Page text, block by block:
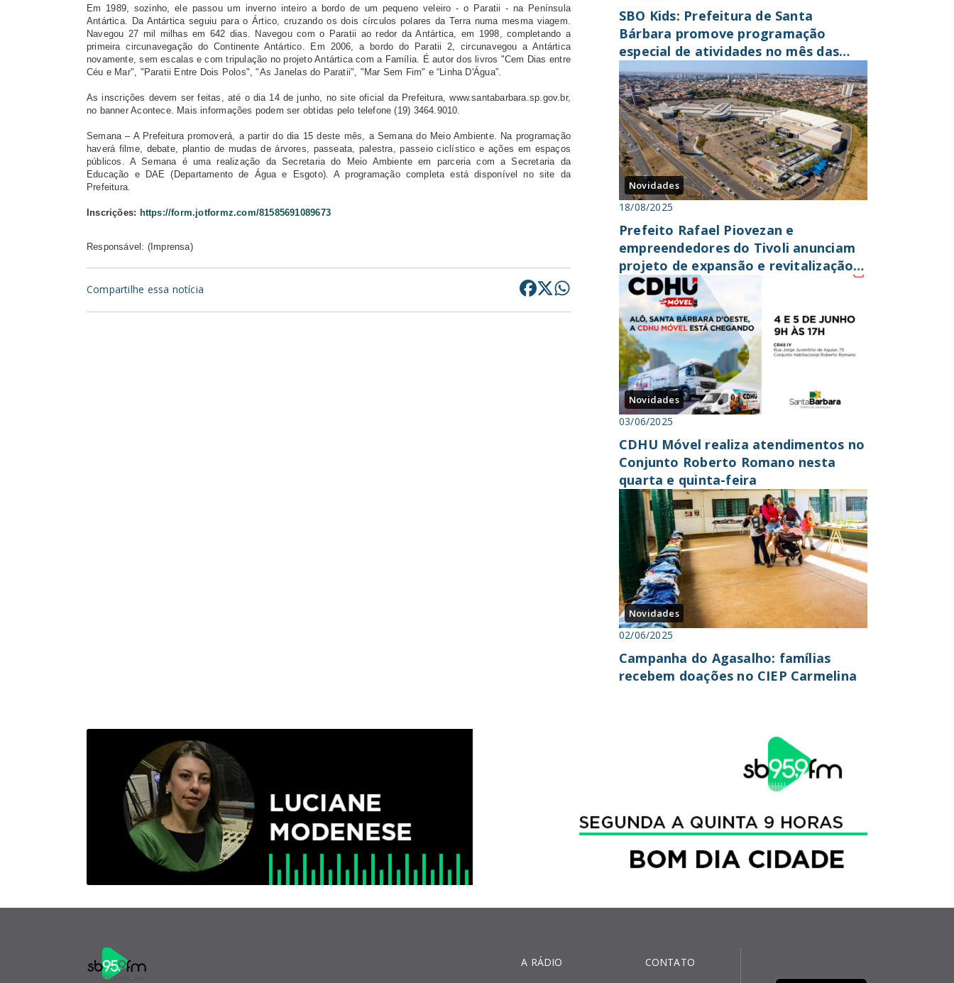
Em 1989, sozinho, ele passou um inverno inteiro a bordo de um pequeno veleiro - o Paratii - na Península
Antártica. Da Antártica seguiu para o Ártico, cruzando os dois círculos polares da Terra numa mesma viagem.
Navegou 27 mil milhas em 642 dias. Navegou com o Paratii ao redor da Antártica, em 1998, completando a
primeira circunavegação do Continente Antártico. Em 2006, a bordo do Paratii 2, circunavegou a Antártica
novamente, sem escalas e com tripulação no projeto Antártica com a Família. É autor dos livros "Cem Dias entre
Céu e Mar", "Paratii Entre Dois Polos", "As Janelas do Paratii", "Mar Sem Fim" e “Linha D'Água”.
As inscrições devem ser feitas, até o dia 14 de junho, no site oficial da Prefeitura, www.santabarbara.sp.gov.br,
no banner Acontece. Mais informações podem ser obtidas pelo telefone (19) 3464.9010.
Semana – A Prefeitura promoverá, a partir do dia 15 deste mês, a Semana do Meio Ambiente. Na programação
haverá filme, debate, plantio de mudas de árvores, passeata, palestra, passeio ciclístico e ações em espaços
públicos. A Semana é uma realização da Secretaria do Meio Ambiente em parceria com a Secretaria da
Educação e DAE (Departamento de Água e Esgoto). A programação completa está disponível no site da
Prefeitura.
Inscrições: https://form.jotformz.com/81585691089673
Responsável: (Imprensa)
Compartilhe essa notícia
SBO Kids: Prefeitura de Santa
Bárbara promove programação
especial de atividades no mês das
crianças
Novidades
18/08/2025
Prefeito Rafael Piovezan e
empreendedores do Tivoli anunciam
projeto de expansão e revitalização
do shopping
Novidades
03/06/2025
CDHU Móvel realiza atendimentos no
Conjunto Roberto Romano nesta
quarta e quinta-feira
Novidades
02/06/2025
Campanha do Agasalho: famílias
recebem doações no CIEP Carmelina
A RÁDIO CONTATO